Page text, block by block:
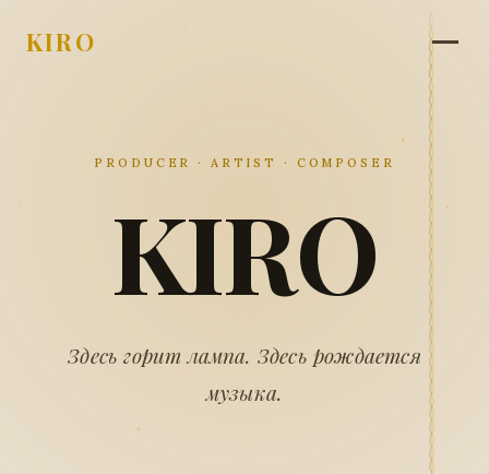
KIRO
PRODUCER · ARTIST · COMPOSER
KIRO
Здесь горит лампа. Здесь рождается
музыка.